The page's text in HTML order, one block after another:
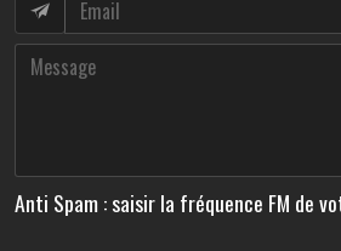
Anti Spam : saisir la fréquence FM de